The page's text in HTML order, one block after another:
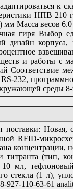
к
НПВ
Масса весов
гиря Выбор
дизайн
и работы с
Соответствие
232,
среды
Новая,
RFID-
титранта (тип,
мл,
стекла (1 л),
927-110-63-61